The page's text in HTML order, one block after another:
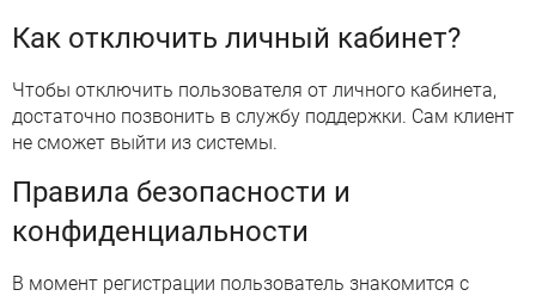
Как отключить личный кабинет?
Чтобы отключить пользователя от личного кабинета,
достаточно позвонить в службу поддержки. Сам клиент
не сможет выйти из системы.
Правила безопасности и
конфиденциальности
В момент регистрации пользователь знакомится с